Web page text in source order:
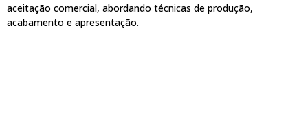
aceitação comercial, abordando técnicas de produção,
acabamento e apresentação.